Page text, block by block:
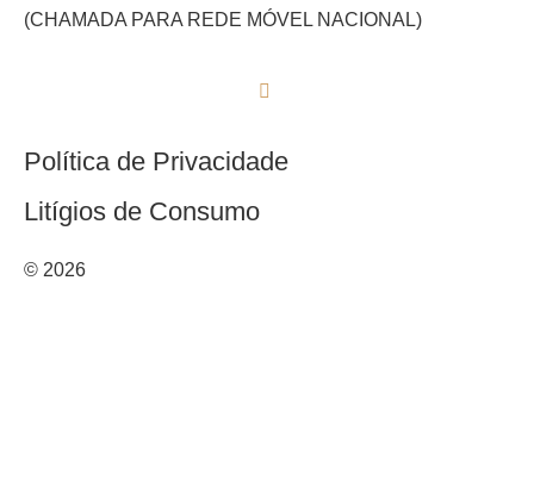
(CHAMADA PARA REDE MÓVEL NACIONAL)
Política de Privacidade
Litígios de Consumo
© 2026